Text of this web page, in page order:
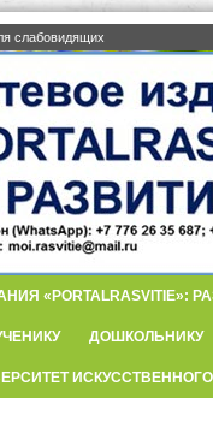
слабовидящих
«PORTALRASVITIE»:
ДОШКОЛЬНИКУ